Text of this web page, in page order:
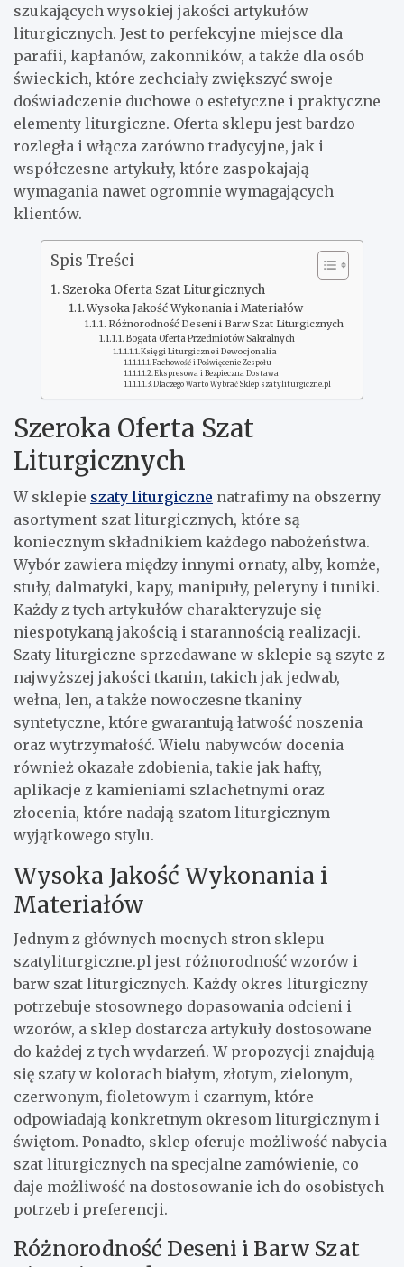
szukających wysokiej jakości artykułów
liturgicznych. Jest to perfekcyjne miejsce dla
parafii, kapłanów, zakonników, a także dla osób
świeckich, które zechciały zwiększyć swoje
doświadczenie duchowe o estetyczne i praktyczne
elementy liturgiczne. Oferta sklepu jest bardzo
rozległa i włącza zarówno tradycyjne, jak i
współczesne artykuły, które zaspokajają
wymagania nawet ogromnie wymagających
klientów.
Spis Treści
Szeroka Oferta Szat Liturgicznych
Wysoka Jakość Wykonania i Materiałów
Różnorodność Deseni i Barw Szat Liturgicznych
Bogata Oferta Przedmiotów Sakralnych
Księgi Liturgiczne i Dewocjonalia
Fachowość i Poświęcenie Zespołu
Ekspresowa i Bezpieczna Dostawa
Dlaczego Warto Wybrać Sklep szatyliturgiczne.pl
Szeroka Oferta Szat
Liturgicznych
W sklepie szaty liturgiczne natrafimy na obszerny
asortyment szat liturgicznych, które są
koniecznym składnikiem każdego nabożeństwa.
Wybór zawiera między innymi ornaty, alby, komże,
stuły, dalmatyki, kapy, manipuły, peleryny i tuniki.
Każdy z tych artykułów charakteryzuje się
niespotykaną jakością i starannością realizacji.
Szaty liturgiczne sprzedawane w sklepie są szyte z
najwyższej jakości tkanin, takich jak jedwab,
wełna, len, a także nowoczesne tkaniny
syntetyczne, które gwarantują łatwość noszenia
oraz wytrzymałość. Wielu nabywców docenia
również okazałe zdobienia, takie jak hafty,
aplikacje z kamieniami szlachetnymi oraz
złocenia, które nadają szatom liturgicznym
wyjątkowego stylu.
Wysoka Jakość Wykonania i
Materiałów
Jednym z głównych mocnych stron sklepu
szatyliturgiczne.pl jest różnorodność wzorów i
barw szat liturgicznych. Każdy okres liturgiczny
potrzebuje stosownego dopasowania odcieni i
wzorów, a sklep dostarcza artykuły dostosowane
do każdej z tych wydarzeń. W propozycji znajdują
się szaty w kolorach białym, złotym, zielonym,
czerwonym, fioletowym i czarnym, które
odpowiadają konkretnym okresom liturgicznym i
świętom. Ponadto, sklep oferuje możliwość nabycia
szat liturgicznych na specjalne zamówienie, co
daje możliwość na dostosowanie ich do osobistych
potrzeb i preferencji.
Różnorodność Deseni i Barw Szat